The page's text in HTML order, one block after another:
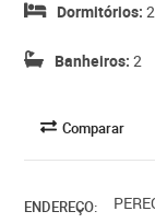
Dormitórios: 2
Banheiros: 2
Comparar
ENDEREÇO: